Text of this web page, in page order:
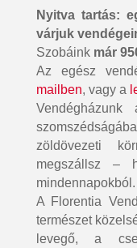
Nyitva tartás:
várjuk
Szobáink már
Az egész
mailben, vagy a
zöldövezeti
megszállsz –
mindennapokból.
A Florentia
természet
levegő, a